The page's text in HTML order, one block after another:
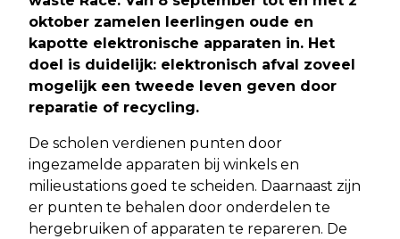
oktober zamelen leerlingen oude en
kapotte elektronische apparaten in. Het
doel is duidelijk: elektronisch afval zoveel
mogelijk een tweede leven geven door
reparatie of recycling.
De scholen verdienen punten door
ingezamelde apparaten bij winkels en
milieustations goed te scheiden. Daarnaast zijn
er punten te behalen door onderdelen te
hergebruiken of apparaten te repareren. De